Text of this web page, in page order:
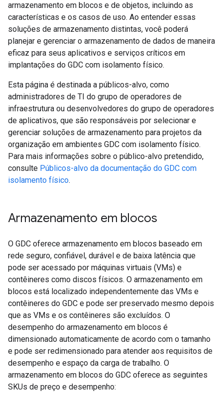
armazenamento em blocos e de objetos, incluindo as
características e os casos de uso. Ao entender essas
soluções de armazenamento distintas, você poderá
planejar e gerenciar o armazenamento de dados de maneira
eficaz para seus aplicativos e serviços críticos em
implantações do GDC com isolamento físico.
Esta página é destinada a públicos-alvo, como
administradores de TI do grupo de operadores de
infraestrutura ou desenvolvedores do grupo de operadores
de aplicativos, que são responsáveis por selecionar e
gerenciar soluções de armazenamento para projetos da
organização em ambientes GDC com isolamento físico.
Para mais informações sobre o público-alvo pretendido,
consulte Públicos-alvo da documentação do GDC com
isolamento físico.
Armazenamento em blocos
O GDC oferece armazenamento em blocos baseado em
rede seguro, confiável, durável e de baixa latência que
pode ser acessado por máquinas virtuais (VMs) e
contêineres como discos físicos. O armazenamento em
blocos está localizado independentemente das VMs e
contêineres do GDC e pode ser preservado mesmo depois
que as VMs e os contêineres são excluídos. O
desempenho do armazenamento em blocos é
dimensionado automaticamente de acordo com o tamanho
e pode ser redimensionado para atender aos requisitos de
desempenho e espaço da carga de trabalho. O
armazenamento em blocos do GDC oferece as seguintes
SKUs de preço e desempenho: